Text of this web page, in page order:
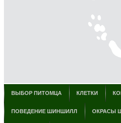
ВЫБОР ПИТОМЦА КЛЕТКИ
ПОВЕДЕНИЕ ШИНШИЛЛ ОКРАСЫ